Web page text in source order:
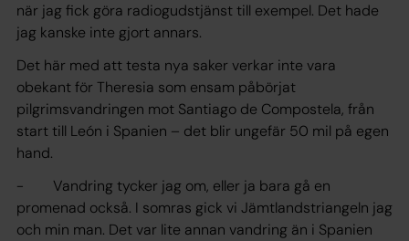
när jag fick göra radiogudstjänst till exempel. Det hade
jag kanske inte gjort annars.
Det här med att testa nya saker verkar inte vara
obekant för Theresia som ensam påbörjat
pilgrimsvandringen mot Santiago de Compostela, från
start till León i Spanien – det blir ungefär 50 mil på egen
hand.
- Vandring tycker jag om, eller ja bara gå en
promenad också. I somras gick vi Jämtlandstriangeln jag
och min man. Det var lite annan vandring än i Spanien